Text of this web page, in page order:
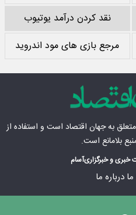
نقد کردن درآمد یوتیوب
مرجع بازی های مود اندروید
بهجهان اقتصاد است و استفاده از
بلامانع است.
و خبرگزاریآسام
درباره ما